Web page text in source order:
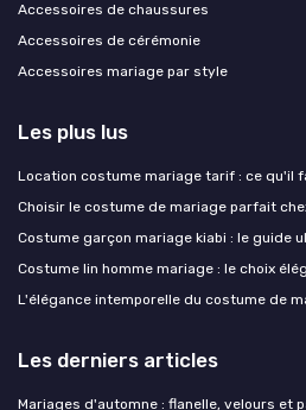
Accessoires de chaussures
Accessoires de cérémonie
Accessoires mariage par style
Les plus lus
Location costume mariage tarif : ce qu'il
Choisir le costume de mariage parfait
Costume garçon mariage kiabi : le guide
Costume lin homme mariage : le choix
L'élégance intemporelle du costume de
Les derniers articles
Mariages d'automne : flanelle, velours et